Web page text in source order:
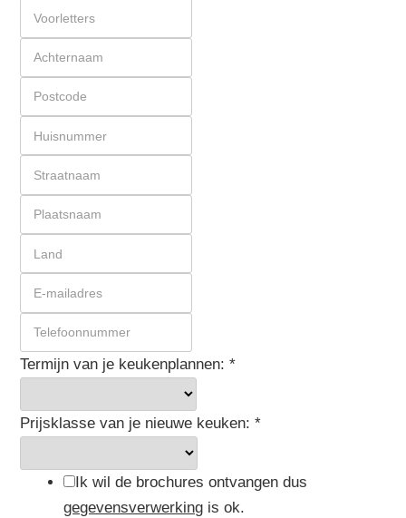
Termijn van je keukenplannen:*
Prijsklasse van je nieuwe keuken:*
Ik wil de brochures ontvangen dus
gegevensverwerking is ok.